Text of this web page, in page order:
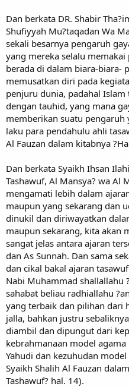
Dan berkata DR. Shabir
Shufiyyah Mu?taqadan Wa
sekali besarnya pengaruh
yang mereka selalu
berada di dalam biara-biara-
memusatkan diri pada
penjuru dunia, padahal
dengan tauhid, yang mana
memberikan suatu pengaruh
laku para pendahulu ahli
Al Fauzan dalam kitabnya
Dan berkata Syaikh Ihsan
Tashawuf, Al Mansya? wa Al
mengamati lebih dalam
maupun yang sekarang dan
dinukil dan diriwayatkan
maupun sekarang, kita akan
sangat jelas antara ajaran
dan As Sunnah. Dan sama
dan cikal bakal ajaran
Nabi Muhammad shallallahu
sahabat beliau radhiallahu
yang terbaik dan pilihan dari
jalla, bahkan justru
diambil dan dipungut dari
kebrahmanaan model
Yahudi dan kezuhudan
Syaikh Shalih Al Fauzan
Tashawuf? hal. 14).